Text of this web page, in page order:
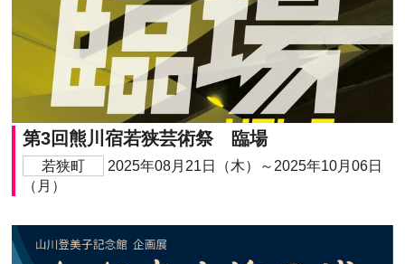
第3回熊川宿若狭芸術祭 臨場
若狭町
2025年08月21日（木）～2025年10月06日
（月）